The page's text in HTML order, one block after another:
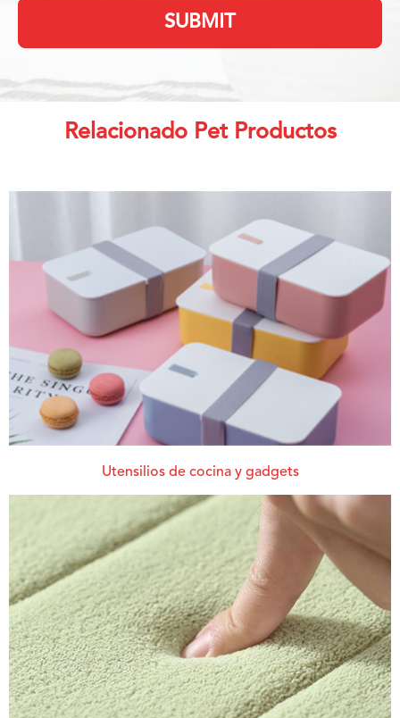
SUBMIT
Relacionado Pet Productos
Utensilios de cocina y gadgets